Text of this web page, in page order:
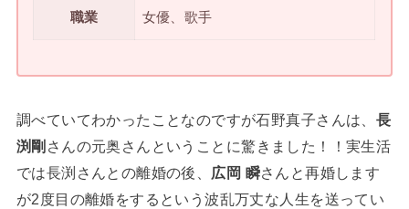
職業 女優、歌手
調べていてわかったことなのですが石野真子さんは、 長
渕剛 さんの元奥さんということに驚きました！！実生活
では長渕さんとの離婚の後、 広岡 瞬さんと再婚します
が2度目の離婚をするという波乱万丈な人生を送ってい